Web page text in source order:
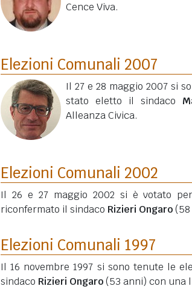
Cence Viva.
Elezioni Comunali 2007
Il 27 e 28 maggio 2007 si
stato eletto il sindaco
Alleanza Civica.
Elezioni Comunali 2002
Il 26 e 27 maggio 2002 si è votato
riconfermato il sindaco Rizieri Ongaro
Elezioni Comunali 1997
Il 16 novembre 1997 si sono tenute le
sindaco Rizieri Ongaro(53 anni) con una